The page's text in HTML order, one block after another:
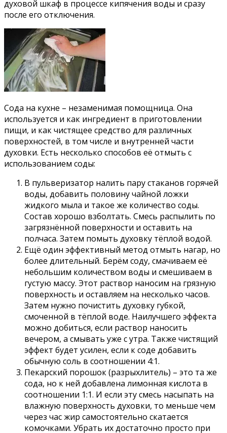
духовой шкаф в процессе кипячения воды и сразу
после его отключения.
Сода на кухне – незаменимая помощница. Она
используется и как ингредиент в приготовлении
пищи, и как чистящее средство для различных
поверхностей, в том числе и внутренней части
духовки. Есть несколько способов её отмыть с
использованием соды:
В пульверизатор налить пару стаканов горячей
воды, добавить половину чайной ложки
жидкого мыла и такое же количество соды.
Состав хорошо взболтать. Смесь распылить по
загрязнённой поверхности и оставить на
полчаса. Затем помыть духовку тёплой водой.
Ещё один эффективный метод отмыть нагар, но
более длительный. Берём соду, смачиваем её
небольшим количеством воды и смешиваем в
густую массу. Этот раствор наносим на грязную
поверхность и оставляем на несколько часов.
Затем нужно почистить духовку губкой,
смоченной в тёплой воде. Наилучшего эффекта
можно добиться, если раствор наносить
вечером, а смывать уже с утра. Также чистящий
эффект будет усилен, если к соде добавить
обычную соль в соотношении 4:1.
Пекарский порошок (разрыхлитель) – это та же
сода, но к ней добавлена лимонная кислота в
соотношении 1:1. И если эту смесь насыпать на
влажную поверхность духовки, то меньше чем
через час жир самостоятельно скатается
комочками. Убрать их достаточно просто при